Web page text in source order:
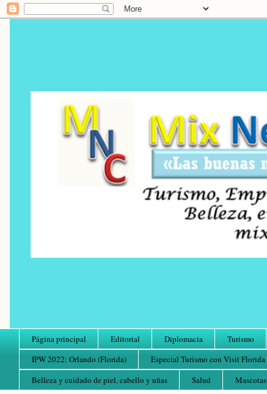
Página principal Editorial Diplomacia Turismo
IPW 2022: Orlando (Florida)
Especial Turismo con Visit Florida
Belleza y cuidado de piel, cabello y uñas
Salud Mascotas